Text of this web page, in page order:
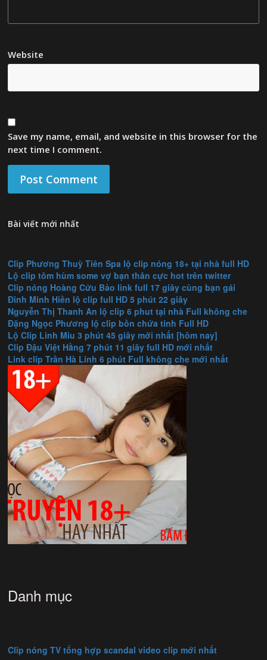
Website
Save my name, email, and website in this browser for the
next time I comment.
Bài viết mới nhất
Clip Phương Thuỳ Tiên Spa lộ clip nóng 18+ tại nhà full HD
Lộ clip tôm hùm some vợ bạn thân cực hot trên twitter
Clip nóng Hoàng Cửu Bảo link full 17 giây cùng bạn gái
Đinh Minh Hiền lộ clip full HD 5 phút 22 giây
Nguyễn Thị Thanh An lộ clip 6 phut tại nhà Full không che
Đặng Ngọc Phương lộ clip bồn chứa tinh Full HD
Lộ Clip Linh Miu 3 phút 45 giây mới nhất [hôm nay]
Clip Đậu Việt Hằng 7 phút 11 giây full HD mới nhất
Link clip Trần Hà Linh 6 phút Full không che mới nhất
Danh mục
Clip nóng TV tổng hợp scandal video clip mới nhất